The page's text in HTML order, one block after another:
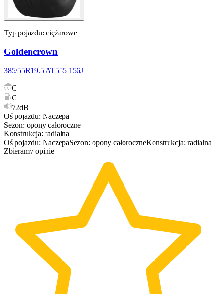
Typ pojazdu: ciężarowe
Goldencrown
385/55R19.5 AT555 156J
C
C
72dB
Oś pojazdu: Naczepa
Sezon: opony całoroczne
Konstrukcja: radialna
Oś pojazdu: NaczepaSezon: opony całoroczneKonstrukcja: radialna
Zbieramy opinie